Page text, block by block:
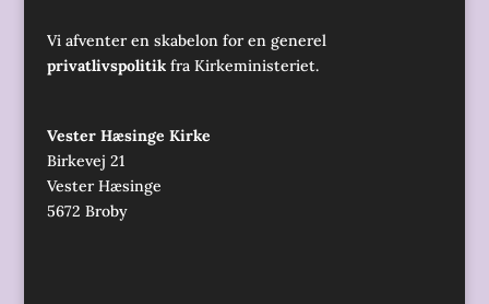
Vi afventer en skabelon for en generel
privatlivspolitikfra Kirkeministeriet.
Vester Hæsinge Kirke
Birkevej 21
Vester Hæsinge
5672 Broby